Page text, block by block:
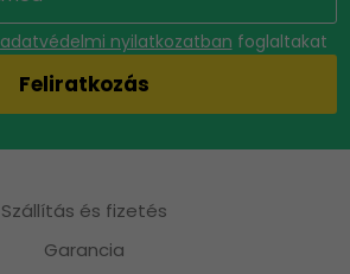
adatvédelmi nyilatkozatban foglaltakat
Szállítás és fizetés
Garancia